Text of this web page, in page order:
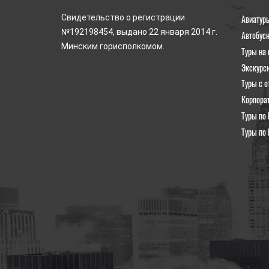
Свидетельство о регистрации
№192198454, выдано 22 января 2014 г.
Минским горисполкомом.
Туры на
Туры с
Туры по
Туры по